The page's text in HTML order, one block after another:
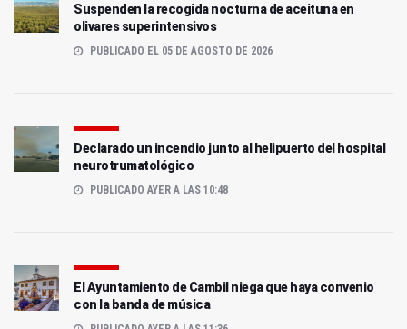
Suspenden la recogida nocturna de aceituna en
olivares superintensivos
PUBLICADO EL 05 DE AGOSTO DE 2026
Declarado un incendio junto al helipuerto del hospital
neurotrumatológico
PUBLICADO AYER A LAS 10:48
El Ayuntamiento de Cambil niega que haya convenio
con la banda de música